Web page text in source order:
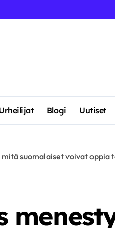
Blogi Uutiset
suomalaiset voivat